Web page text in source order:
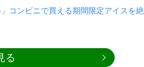
コンビニで買える期間限定アイスを絶
る